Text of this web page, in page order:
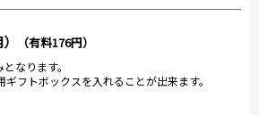
（有料176円）
なります。
フトボックスを入れることが出来ます。